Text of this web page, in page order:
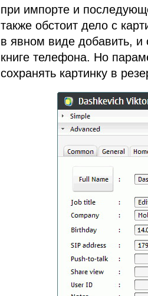
при импорте и
также обстоит дело с
в явном виде добавить, и
книге телефона. Но
сохранять картинку в